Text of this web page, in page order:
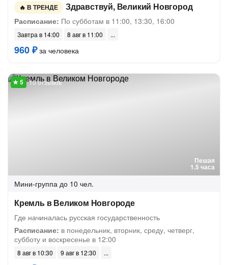
В ТРЕНДЕ Здравствуй, Великий Новгород
Расписание: По субботам в 11:00, 13:30, 16:00
Завтра в 14:00 8 авг в 11:00
960 ₽за человека
Пешая
1.5 часа
10 отзывов
Мини-группа до 10 чел.
Кремль в Великом Новгороде
Где начиналась русская государственность
Расписание: в понедельник, вторник, среду, четверг,
субботу и воскресенье в 12:00
8 авг в 10:30 9 авг в 12:30